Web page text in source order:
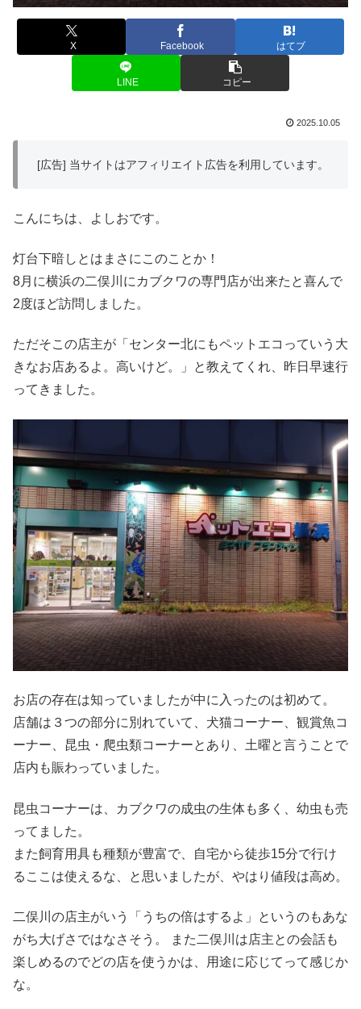
X Facebook はてブ
LINE コピー
2025.10.05
[広告] 当サイトはアフィリエイト広告を利用しています。
こんにちは、よしおです。
灯台下暗しとはまさにこのことか！
8月に横浜の二俣川にカブクワの専門店が出来たと喜んで
2度ほど訪問しました。
ただそこの店主が「センター北にもペットエコっていう大
きなお店あるよ。高いけど。」と教えてくれ、昨日早速行
ってきました。
お店の存在は知っていましたが中に入ったのは初めて。
店舗は３つの部分に別れていて、犬猫コーナー、観賞魚コ
ーナー、昆虫・爬虫類コーナーとあり、土曜と言うことで
店内も賑わっていました。
昆虫コーナーは、カブクワの成虫の生体も多く、幼虫も売
ってました。
また飼育用具も種類が豊富で、自宅から徒歩15分で行け
るここは使えるな、と思いましたが、やはり値段は高め。
二俣川の店主がいう「うちの倍はするよ」というのもあな
がち大げさではなさそう。 また二俣川は店主との会話も
楽しめるのでどの店を使うかは、用途に応じてって感じか
な。